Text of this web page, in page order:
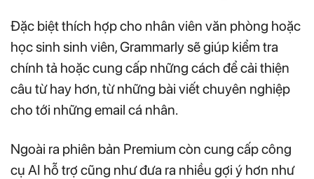
Đặc biệt thích hợp cho nhân viên văn phòng hoặc
học sinh sinh viên, Grammarly sẽ giúp kiểm tra
chính tả hoặc cung cấp những cách để cải thiện
câu từ hay hơn, từ những bài viết chuyên nghiệp
cho tới những email cá nhân.
Ngoài ra phiên bản Premium còn cung cấp công
cụ AI hỗ trợ cũng như đưa ra nhiều gợi ý hơn như